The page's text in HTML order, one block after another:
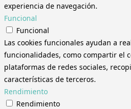
experiencia de navegación.
Funcional
Funcional
Las cookies funcionales ayudan a
funcionalidades, como compartir el
plataformas de redes sociales,
características de terceros.
Rendimiento
Rendimiento